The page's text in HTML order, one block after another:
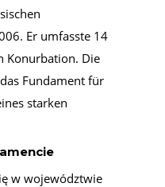
Er umfasste 14
Konurbation. Die
Fundament für
starken
w województwie